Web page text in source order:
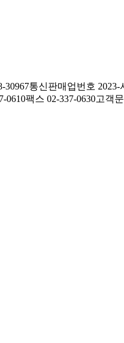
30967통신판매업번호 2023-
0610팩스 02-337-0630고객